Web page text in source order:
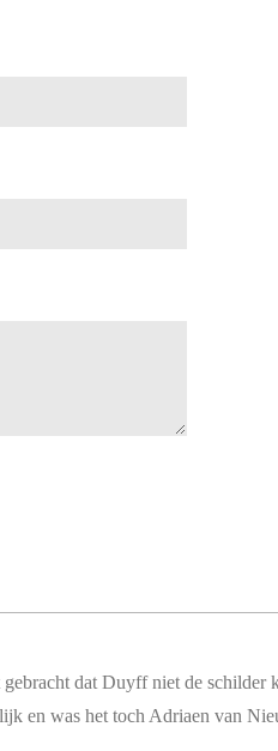
dat Duyff niet de
en was het toch Adriaen van